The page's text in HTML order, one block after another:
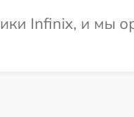
Infinix, и мы